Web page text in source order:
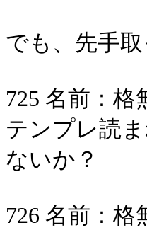
でも、先手
725 名前：格
テンプレ読
ないか？
726 名前：格